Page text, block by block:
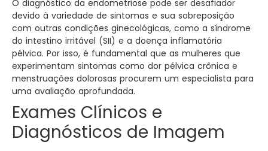
O diagnóstico da endometriose pode ser desafiador
devido à variedade de sintomas e sua sobreposição
com outras condições ginecológicas, como a síndrome
do intestino irritável (SII) e a doença inflamatória
pélvica. Por isso, é fundamental que as mulheres que
experimentam sintomas como dor pélvica crônica e
menstruações dolorosas procurem um especialista para
uma avaliação aprofundada.
Exames Clínicos e
Diagnósticos de Imagem